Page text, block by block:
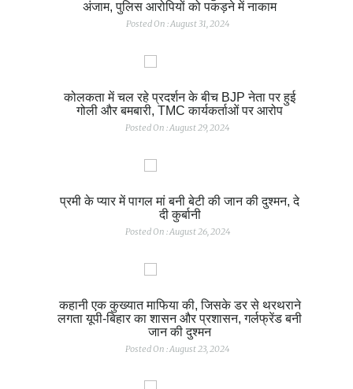
अंजाम, पुलिस आरोपियों को पकड़ने में नाकाम
Posted On : August 31, 2024
कोलकता में चल रहे प्रदर्शन के बीच BJP नेता पर हुई
गोली और बमबारी, TMC कार्यकर्ताओं पर आरोप
Posted On : August 29, 2024
प्रमी के प्यार में पागल मां बनी बेटी की जान की दुश्मन, दे
दी कुर्बानी
Posted On : August 26, 2024
कहानी एक कुख्यात माफिया की, जिसके डर से थरथराने
लगता यूपी-बिहार का शासन और प्रशासन, गर्लफ्रेंड बनी
जान की दुश्मन
Posted On : August 23, 2024